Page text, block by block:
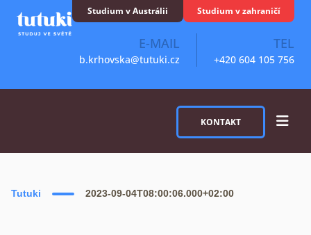
Studium v Austrálii Studium v zahraničí
E-MAIL
b.krhovska@tutuki.cz
TEL
+420 604 105 756
KONTAKT
Tutuki 2023-09-04T08:00:06.000+02:00